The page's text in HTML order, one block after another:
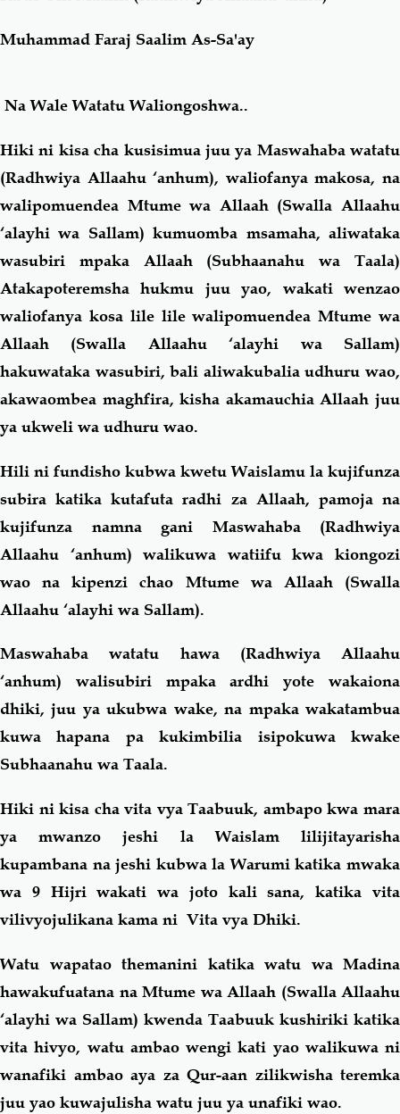
Salaf Wa Ummah Firaq-Makundi
Fiqh-Ibaadah Duaa-Adhkaar
Fataawa Za Ulamaa Kauli Za Salaf
Akhlaaq-Aadaab Raqaaiq
Familia-Jamii Maswali-Majibu
Chemsha Bongo Vitabu
Mapishi
Muhammad Faraj Saalim As-Sa'ay
Na Wale Watatu Waliongoshwa..
Hiki ni kisa cha kusisimua juu ya Maswahaba watatu
(Radhwiya Allaahu ‘anhum), waliofanya makosa, na
walipomuendea Mtume wa Allaah (Swalla Allaahu
‘alayhi wa Sallam) kumuomba msamaha, aliwataka
wasubiri mpaka Allaah (Subhaanahu wa Taala)
Atakapoteremsha hukmu juu yao, wakati wenzao
waliofanya kosa lile lile walipomuendea Mtume wa
Allaah (Swalla Allaahu ‘alayhi wa Sallam)
hakuwataka wasubiri, bali aliwakubalia udhuru wao,
akawaombea maghfira, kisha akamauchia Allaah juu
ya ukweli wa udhuru wao.
Hili ni fundisho kubwa kwetu Waislamu la kujifunza
subira katika kutafuta radhi za Allaah, pamoja na
kujifunza namna gani Maswahaba (Radhwiya
Allaahu ‘anhum) walikuwa watiifu kwa kiongozi
wao na kipenzi chao Mtume wa Allaah (Swalla
Allaahu ‘alayhi wa Sallam).
Maswahaba watatu hawa (Radhwiya Allaahu
‘anhum) walisubiri mpaka ardhi yote wakaiona
dhiki, juu ya ukubwa wake, na mpaka wakatambua
kuwa hapana pa kukimbilia isipokuwa kwake
Subhaanahu wa Taala.
Hiki ni kisa cha vita vya Taabuuk, ambapo kwa mara
ya mwanzo jeshi la Waislam lilijitayarisha
kupambana na jeshi kubwa la Warumi katika mwaka
wa 9 Hijri wakati wa joto kali sana, katika vita
vilivyojulikana kama ni Vita vya Dhiki.
Watu wapatao themanini katika watu wa Madina
hawakufuatana na Mtume wa Allaah (Swalla Allaahu
‘alayhi wa Sallam) kwenda Taabuuk kushiriki katika
vita hivyo, watu ambao wengi kati yao walikuwa ni
wanafiki ambao aya za Qur-aan zilikwisha teremka
juu yao kuwajulisha watu juu ya unafiki wao.